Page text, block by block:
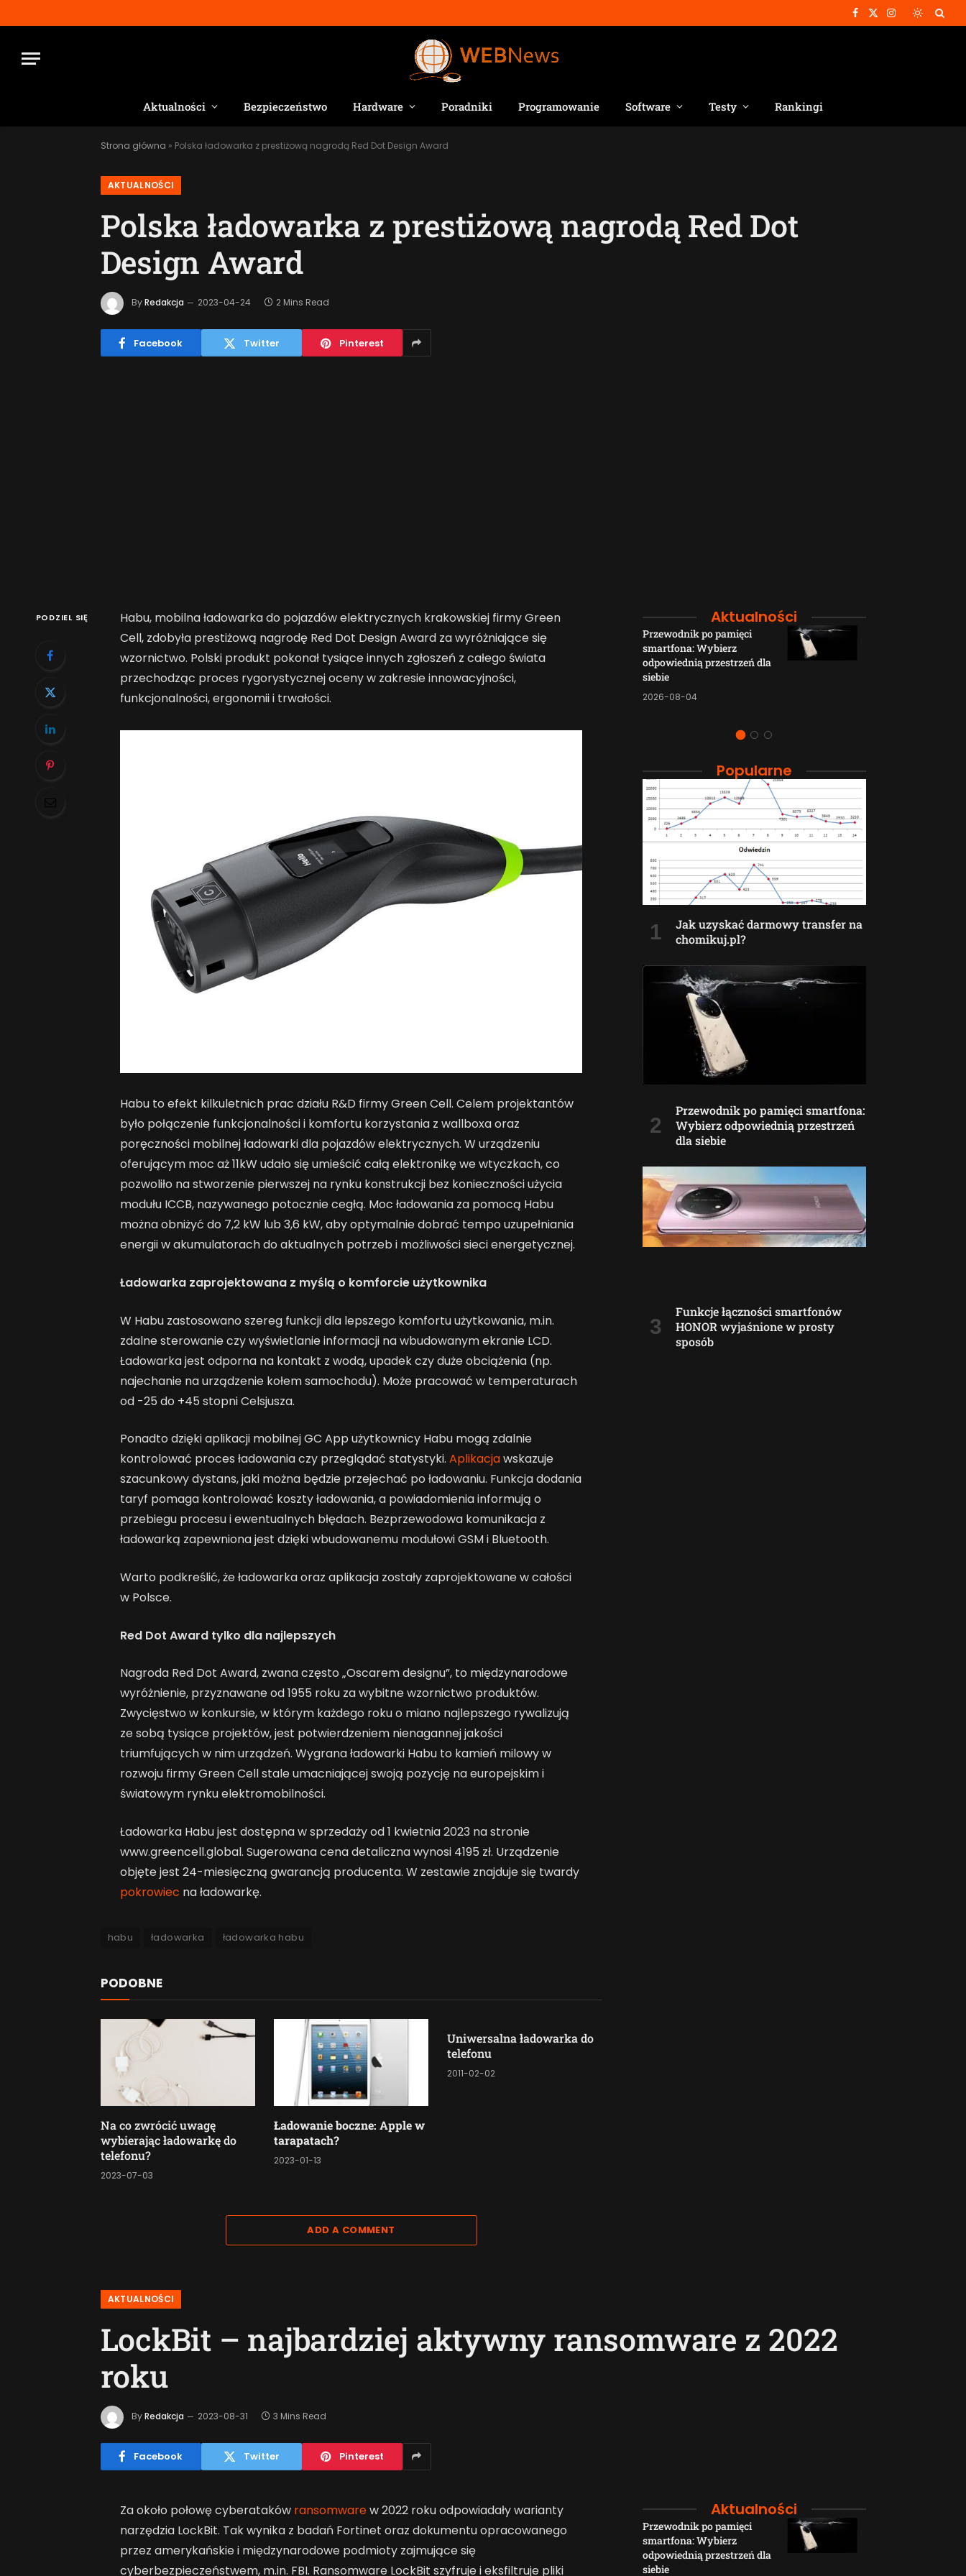
Facebook
X
Instagram
Aktualności Bezpieczeństwo Hardware Poradniki Programowanie Software Testy Rankingi
Strona główna » Polska ładowarka z prestiżową nagrodą Red Dot Design Award
AKTUALNOŚCI
Polska ładowarka z prestiżową nagrodą Red Dot
Design Award
By Redakcja 2023-04-24 2 Mins Read
Facebook Twitter Pinterest
PODZIEL SIĘ
Habu, mobilna ładowarka do pojazdów elektrycznych krakowskiej firmy Green
Cell, zdobyła prestiżową nagrodę Red Dot Design Award za wyróżniające się
wzornictwo. Polski produkt pokonał tysiące innych zgłoszeń z całego świata
przechodząc proces rygorystycznej oceny w zakresie innowacyjności,
funkcjonalności, ergonomii i trwałości.
Habu to efekt kilkuletnich prac działu R&D firmy Green Cell. Celem projektantów
było połączenie funkcjonalności i komfortu korzystania z wallboxa oraz
poręczności mobilnej ładowarki dla pojazdów elektrycznych. W urządzeniu
oferującym moc aż 11kW udało się umieścić całą elektronikę we wtyczkach, co
pozwoliło na stworzenie pierwszej na rynku konstrukcji bez konieczności użycia
modułu ICCB, nazywanego potocznie cegłą. Moc ładowania za pomocą Habu
można obniżyć do 7,2 kW lub 3,6 kW, aby optymalnie dobrać tempo uzupełniania
energii w akumulatorach do aktualnych potrzeb i możliwości sieci energetycznej.
Ładowarka zaprojektowana z myślą o komforcie użytkownika
W Habu zastosowano szereg funkcji dla lepszego komfortu użytkowania, m.in.
zdalne sterowanie czy wyświetlanie informacji na wbudowanym ekranie LCD.
Ładowarka jest odporna na kontakt z wodą, upadek czy duże obciążenia (np.
najechanie na urządzenie kołem samochodu). Może pracować w temperaturach
od -25 do +45 stopni Celsjusza.
Ponadto dzięki aplikacji mobilnej GC App użytkownicy Habu mogą zdalnie
kontrolować proces ładowania czy przeglądać statystyki. Aplikacjawskazuje
szacunkowy dystans, jaki można będzie przejechać po ładowaniu. Funkcja dodania
taryf pomaga kontrolować koszty ładowania, a powiadomienia informują o
przebiegu procesu i ewentualnych błędach. Bezprzewodowa komunikacja z
ładowarką zapewniona jest dzięki wbudowanemu modułowi GSM i Bluetooth.
Warto podkreślić, że ładowarka oraz aplikacja zostały zaprojektowane w całości
w Polsce.
Red Dot Award tylko dla najlepszych
Nagroda Red Dot Award, zwana często „Oscarem designu”, to międzynarodowe
wyróżnienie, przyznawane od 1955 roku za wybitne wzornictwo produktów.
Zwycięstwo w konkursie, w którym każdego roku o miano najlepszego rywalizują
ze sobą tysiące projektów, jest potwierdzeniem nienagannej jakości
triumfujących w nim urządzeń. Wygrana ładowarki Habu to kamień milowy w
rozwoju firmy Green Cell stale umacniającej swoją pozycję na europejskim i
światowym rynku elektromobilności.
Ładowarka Habu jest dostępna w sprzedaży od 1 kwietnia 2023 na stronie
www.greencell.global. Sugerowana cena detaliczna wynosi 4195 zł. Urządzenie
objęte jest 24-miesięczną gwarancją producenta. W zestawie znajduje się twardy
pokrowiec na ładowarkę.
habu ładowarka ładowarka habu
PODOBNE
Na co zwrócić uwagę
wybierając ładowarkę do
telefonu?
2023-07-03
Ładowanie boczne: Apple w
tarapatach?
2023-01-13
Uniwersalna ładowarka do
telefonu
2011-02-02
ADD A COMMENT
Aktualności
Jak AI zmienia e-
2026-04-27
Przewodnik po pamięci
smartfona: Wybierz
odpowiednią przestrzeń dla
siebie
2026-08-04
Popularne
Jak uzyskać darmowy transfer na
chomikuj.pl?
Przewodnik po pamięci smartfona:
Wybierz odpowiednią przestrzeń
dla siebie
Funkcje łączności smartfonów
HONOR wyjaśnione w prosty
sposób
AKTUALNOŚCI
LockBit – najbardziej aktywny ransomware z 2022
roku
By Redakcja 2023-08-31 3 Mins Read
Facebook Twitter Pinterest
Za około połowę cyberataków ransomwarew 2022 roku odpowiadały warianty
narzędzia LockBit. Tak wynika z badań Fortinet oraz dokumentu opracowanego
przez amerykańskie i międzynarodowe podmioty zajmujące się
cyberbezpieczeństwem, m.in. FBI. Ransomware LockBit szyfruje i eksfiltruje pliki
Aktualności
Jak AI zmienia e-
2026-04-27
Przewodnik po pamięci
smartfona: Wybierz
odpowiednią przestrzeń dla
siebie